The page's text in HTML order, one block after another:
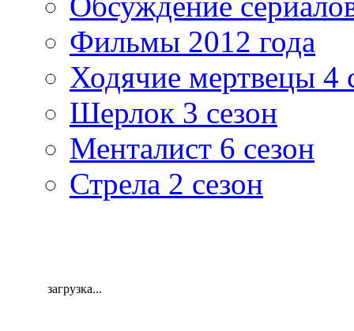
Фильмы 2012 года
Ходячие мертвецы 4
Шерлок 3 сезон
Менталист 6 сезон
Стрела 2 сезон
загрузка...